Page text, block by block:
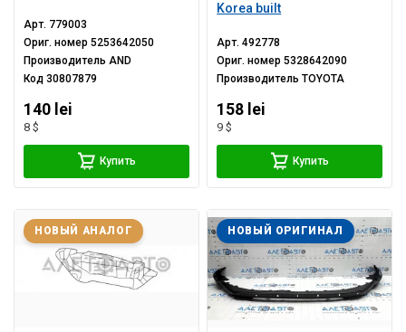
Арт. 779003
Ориг. номер5253642050
ПроизводительAND
Код30807879
140 lei
8 $
Купить
Korea built
Арт.492778
Ориг. номер5328642090
ПроизводительTOYOTA
158 lei
9 $
Купить
НОВЫЙ АНАЛОГ НОВЫЙ ОРИГИНАЛ